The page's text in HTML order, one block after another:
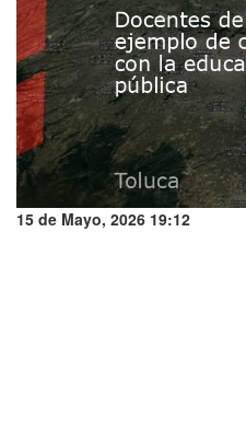
15 de Mayo, 2026 19:12